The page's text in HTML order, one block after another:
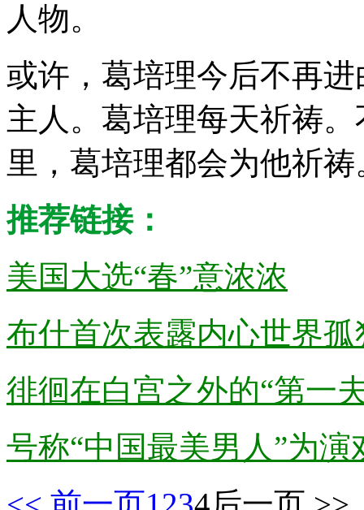
人物。
或许，葛培理今后不再
主人。葛培理每天祈祷
里，葛培理都会为他祈祷
推荐链接：
美国大选“春”意浓浓
布什首次表露内心世界孤
徘徊在白宫之外的“第一
号称“中国最美男人”为